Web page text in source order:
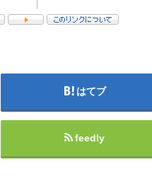
はてブ
feedly